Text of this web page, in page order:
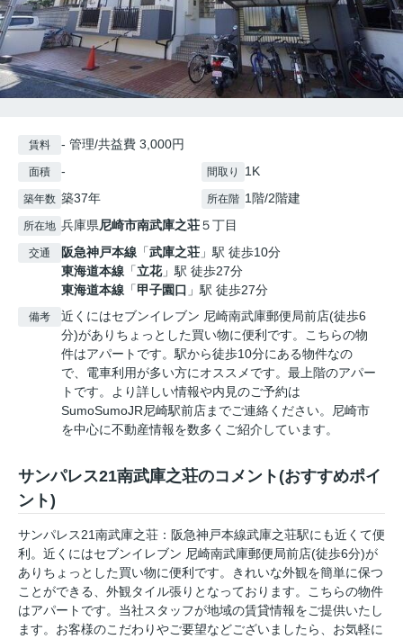
賃料 - 管理/共益費 3,000円
面積 - 間取り 1K
築年数 築37年 所在階 1階/2階建
所在地 兵庫県尼崎市南武庫之荘５丁目
交通 阪急神戸本線 「武庫之荘 」駅 徒歩10分
東海道本線 「立花」駅 徒歩27分
東海道本線 「甲子園口 」駅 徒歩27分
備考
近くにはセブンイレブン 尼崎南武庫郵便局前店(徒歩6
分)がありちょっとした買い物に便利です。こちらの物
件はアパートです。駅から徒歩10分にある物件なの
で、電車利用が多い方にオススメです。最上階のアパー
トです。より詳しい情報や内見のご予約は
SumoSumoJR尼崎駅前店までご連絡ください。尼崎市
を中心に不動産情報を数多くご紹介しています。
サンパレス21南武庫之荘のコメント(おすすめポイ
ント)
サンパレス21南武庫之荘：阪急神戸本線武庫之荘駅にも近くて便
利。近くにはセブンイレブン 尼崎南武庫郵便局前店(徒歩6分)が
ありちょっとした買い物に便利です。きれいな外観を簡単に保つ
ことができる、外観タイル張りとなっております。こちらの物件
はアパートです。当社スタッフが地域の賃貸情報をご提供いたし
ます。お客様のこだわりやご要望などございましたら、お気軽に